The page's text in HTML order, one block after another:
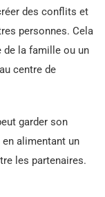
des conflits et
personnes. Cela
de la famille ou un
centre de
garder son
alimentant un
les partenaires.